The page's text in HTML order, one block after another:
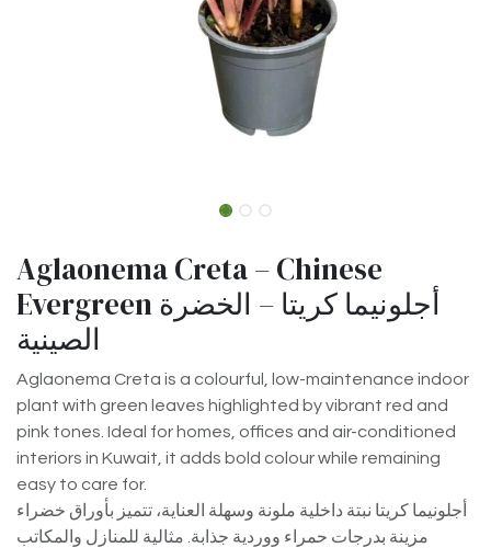
Aglaonema Creta – Chinese
Evergreen أجلونيما كريتا – الخضرة
الصينية
Aglaonema Creta is a colourful, low-maintenance indoor
plant with green leaves highlighted by vibrant red and
pink tones. Ideal for homes, offices and air-conditioned
interiors in Kuwait, it adds bold colour while remaining
easy to care for.
أجلونيما كريتا نبتة داخلية ملونة وسهلة العناية، تتميز بأوراق خضراء
مزينة بدرجات حمراء ووردية جذابة. مثالية للمنازل والمكاتب